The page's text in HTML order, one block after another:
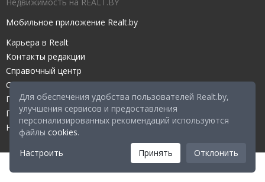
Для обеспечения удобства пользователей Realt.by,
улучшения сервисов и предоставления
персонализированных рекомендаций используются
файлы cookies.
Настроить
Принять Отклонить
Мобильное приложение Realt.by
Карьера в Realt
Контакты редакции
Справочный центр
Служба поддержки
Прейскурант
Правовые документы
Настройка файлов cookies